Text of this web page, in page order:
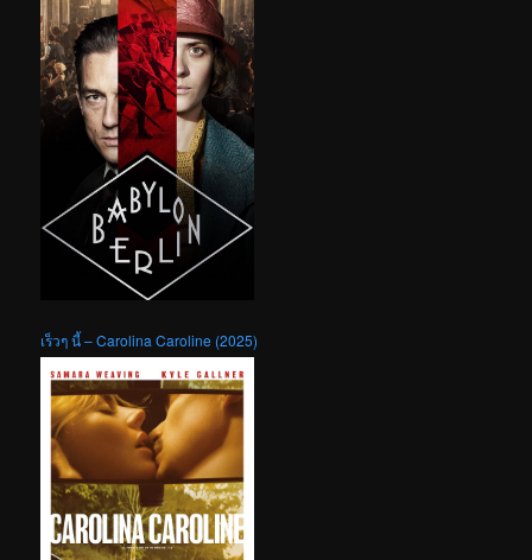
เร็วๆ นี้ – Carolina Caroline (2025)